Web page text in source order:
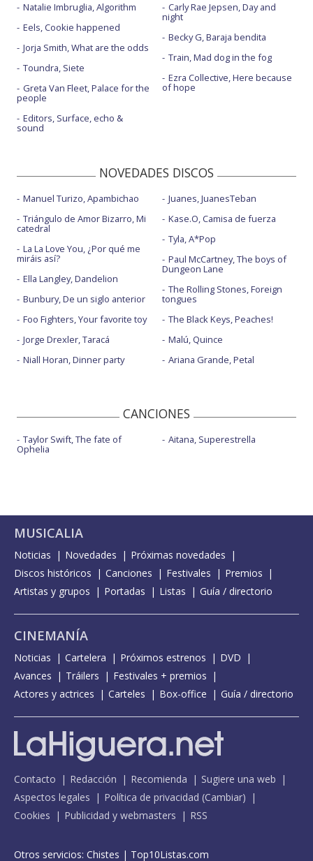
Natalie Imbruglia, Algorithm
Eels, Cookie happened
Jorja Smith, What are the odds
Toundra, Siete
Greta Van Fleet, Palace for the
people
Editors, Surface, echo &
sound
Carly Rae Jepsen, Day and
night
Becky G, Baraja bendita
Train, Mad dog in the fog
Ezra Collective, Here because
of hope
NOVEDADES DISCOS
Manuel Turizo, Apambichao
Triángulo de Amor Bizarro, Mi
catedral
La La Love You, ¿Por qué me
miráis así?
Ella Langley, Dandelion
Bunbury, De un siglo anterior
Foo Fighters, Your favorite toy
Jorge Drexler, Taracá
Niall Horan, Dinner party
Juanes, JuanesTeban
Kase.O, Camisa de fuerza
Tyla, A*Pop
Paul McCartney, The boys of
Dungeon Lane
The Rolling Stones, Foreign
tongues
The Black Keys, Peaches!
Malú, Quince
Ariana Grande, Petal
CANCIONES
Taylor Swift, The fate of
Ophelia
Aitana, Superestrella
MUSICALIA
Noticias Novedades
Próximas novedades
Discos históricos
Canciones Festivales
Premios
Artistas y grupos
Portadas Listas Guía / directorio
CINEMANÍA
Noticias Cartelera Próximos estrenos
DVD
Avances
Tráilers
Festivales + premios
Actores y actrices
Carteles Box-office Guía / directorio
Contacto Redacción Recomienda
Sugiere una web
Aspectos legales
Política de privacidad (Cambiar)
Cookies
Publicidad y webmasters RSS
Otros servicios: Chistes | Top10Listas.com